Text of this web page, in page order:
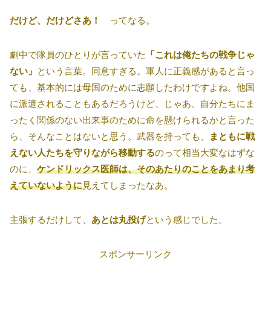
だけど、だけどさあ！ ってなる。
劇中で隊員のひとりが言っていた
「これは俺たちの戦争じゃ
ない」 という言葉。同意すぎる。軍人に正義感があると言っ
ても、基本的には母国のために志願したわけですよね。他国
に派遣されることもあるだろうけど、じゃあ、自分たちにま
ったく関係のない出来事のために命を懸けられるかと言った
ら、そんなことはないと思う。武器を持っても、
まともに戦
えない人たちを守りながら移動するのって相当大変なはずな
のに、 ケンドリックス医師は、そのあたりのことをあまり考
えていないように見えてしまったなあ。
主張するだけして、 あとは丸投げという感じでした。
スポンサーリンク